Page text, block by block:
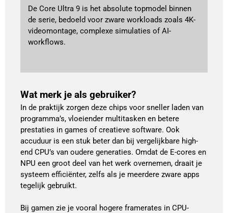
De Core Ultra 9 is het absolute topmodel binnen
de serie, bedoeld voor zware workloads zoals 4K-
videomontage, complexe simulaties of AI-
workflows.
Wat merk je als gebruiker?
In de praktijk zorgen deze chips voor sneller laden van
programma’s, vloeiender multitasken en betere
prestaties in games of creatieve software. Ook
accuduur is een stuk beter dan bij vergelijkbare high-
end CPU’s van oudere generaties. Omdat de E-cores en
NPU een groot deel van het werk overnemen, draait je
systeem efficiënter, zelfs als je meerdere zware apps
tegelijk gebruikt.
Bij gamen zie je vooral hogere framerates in CPU-